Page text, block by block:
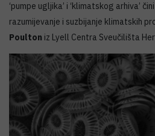
‘pumpe ugljika’ i ‘klimatskog arhiva’
razumijevanje i suzbijanje klimatskih
Poulton iz Lyell Centra Sveučilišta